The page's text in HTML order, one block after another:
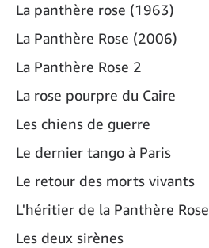
La panthère rose (1963)
La Panthère Rose (2006)
La Panthère Rose 2
La rose pourpre du Caire
Les chiens de guerre
Le dernier tango à Paris
Le retour des morts vivants
L'héritier de la Panthère Rose
Les deux sirènes